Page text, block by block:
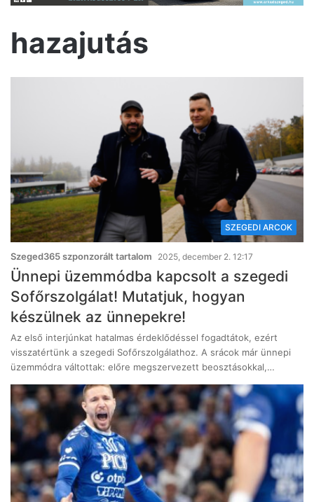
hazajutás
SZEGEDI ARCOK
Szeged365 szponzorált tartalom 2025, december 2. 12:17
Ünnepi üzemmódba kapcsolt a szegedi
Sofőrszolgálat! Mutatjuk, hogyan
készülnek az ünnepekre!
Az első interjúnkat hatalmas érdeklődéssel fogadtátok, ezért
visszatértünk a szegedi Sofőrszolgálathoz. A srácok már ünnepi
üzemmódra váltottak: előre megszervezett beosztásokkal,…